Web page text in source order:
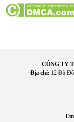
CÔNG TY
Địa chỉ: 12 Đô